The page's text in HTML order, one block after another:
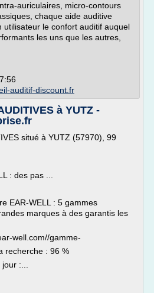
auriculaires, micro-contours
chaque aide auditive
utilisateur le confort auditif auquel
les uns que les autres,
auditif-discount.fr
à YUTZ -
situé à YUTZ (57970), 99
: des pas ...
EAR-WELL : 5 gammes
marques à des garantis les
well.com//gamme-
recherche : 96 %
:...